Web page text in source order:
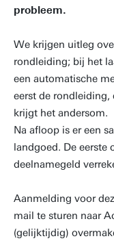
probleem.
We krijgen uitleg
rondleiding; bij het
een automatische
eerst de rondleiding,
krijgt het andersom.
Na afloop is er een
landgoed. De eerste
deelnamegeld
Aanmelding voor
mail te sturen naar
(gelijktijdig)